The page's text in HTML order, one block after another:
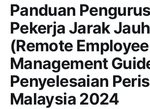
Panduan
Pekerja Jarak Jauh
(Remote Employee
Management
Penyelesaian
Malaysia 2024